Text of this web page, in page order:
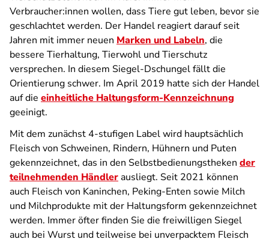
Verbraucher:innen wollen, dass Tiere gut leben, bevor sie
geschlachtet werden. Der Handel reagiert darauf seit
Jahren mit immer neuen Marken und Labeln, die
bessere Tierhaltung, Tierwohl und Tierschutz
versprechen. In diesem Siegel-Dschungel fällt die
Orientierung schwer. Im April 2019 hatte sich der Handel
auf die einheitliche Haltungsform-Kennzeichnung
geeinigt.
Mit dem zunächst 4-stufigen Label wird hauptsächlich
Fleisch von Schweinen, Rindern, Hühnern und Puten
gekennzeichnet, das in den Selbstbedienungstheken der
teilnehmenden Händlerausliegt. Seit 2021 können
auch Fleisch von Kaninchen, Peking-Enten sowie Milch
und Milchprodukte mit der Haltungsform gekennzeichnet
werden. Immer öfter finden Sie die freiwilligen Siegel
auch bei Wurst und teilweise bei unverpacktem Fleisch